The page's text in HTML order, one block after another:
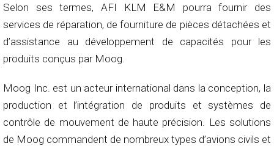
Selon ses termes, AFI KLM E&M pourra fournir des
services de réparation, de fourniture de pièces détachées et
d’assistance au développement de capacités pour les
produits conçus par Moog.
Moog Inc. est un acteur international dans la conception, la
production et l’intégration de produits et systèmes de
contrôle de mouvement de haute précision. Les solutions
de Moog commandent de nombreux types d’avions civils et